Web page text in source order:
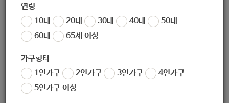
연령
10대
20대 30대 40대
50대
60대
65세 이상
가구형태
1인가구
2인가구 3인가구
4인가구
5인가구 이상